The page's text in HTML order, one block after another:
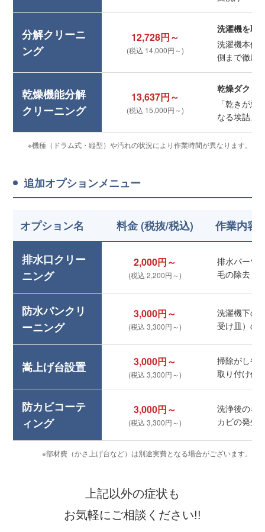
分解クリーニ
ング
12,728円～
(税込 14,000円～)
洗濯機を取
洗濯機本体
側まで徹底
乾燥機能分解
クリーニング
13,637円～
(税込 15,000円～)
乾燥ダクト
「乾きが悪
なる埃詰ま
※機種（ドラム式・縦型）や汚れの状況により作業時間が異なります。
追加オプションメニュー
オプション名 料金 (税抜/税込) 作業内容
排水口クリー
ニング
2,000円～
(税込 2,200円～)
排水パーツ
毛の除去
防水パンクリ
ーニング
3,000円～
(税込 3,300円～)
洗濯機下の
受け皿）の
嵩上げ台設置 3,000円～
(税込 3,300円～)
掃除がしや
取り付け作
防カビコーテ
ィング
3,000円～
(税込 3,300円～)
洗浄後のキ
カビの発生
※部材費（かさ上げ台など）は別途実費となる場合がございます。
上記以外の症状も
お気軽にご相談ください!!